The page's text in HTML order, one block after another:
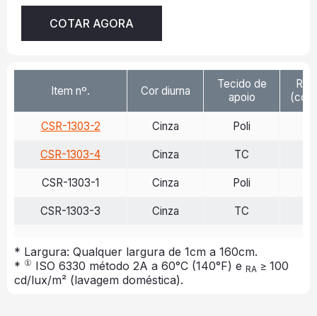
COTAR AGORA
Item nº.
CSR-1303-2
CSR-1303-4
CSR-1303-1
CSR-1303-3
Cor diurna
Cinza
Cinza
Cinza
Cinza
Tecido de
apoio
Poli
TC
Poli
TC
(cd/
* Largura: Qualquer largura de 1cm a 160cm.
* ① ISO 6330 método 2A a 60°C (140°F) e RA ≥ 100
cd/lux/m² (lavagem doméstica).